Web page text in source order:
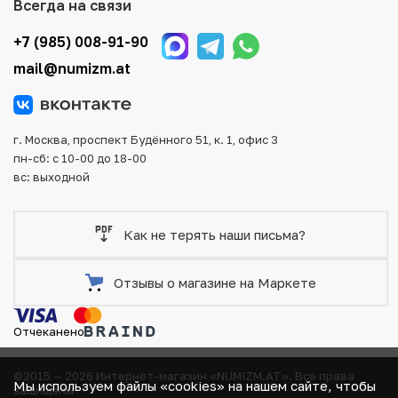
оплаты и доставки заказа. Все отправления надежно и
тщательно упаковываются, что исключает возможность
повреждения во время доставки.
Всегда на связи
+7 (985) 008-91-90
mail@numizm.at
г. Москва, проспект Будённого 51, к. 1, офис 3
пн-сб: с 10-00 до 18-00
вс: выходной
©2015 — 2026 Интернет-магазин «NUMIZM.AT». Все права
защищены
Как не терять наши письма?
Отзывы о магазине на Маркете
Отчеканено
Мы используем файлы «cookies» на нашем сайте, чтобы